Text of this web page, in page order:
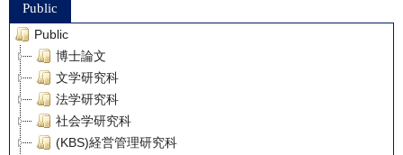
Public
Public
博士論文
文学研究科
法学研究科
社会学研究科
(KBS)経営管理研究科